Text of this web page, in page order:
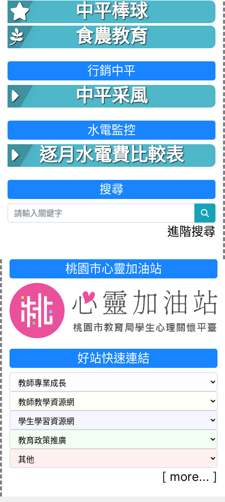
中平棒球
食農教育
行銷中平
中平采風
水電監控
逐月水電費比較表
搜尋
進階搜尋
桃園市心靈加油站
好站快速連結
[ more... ]